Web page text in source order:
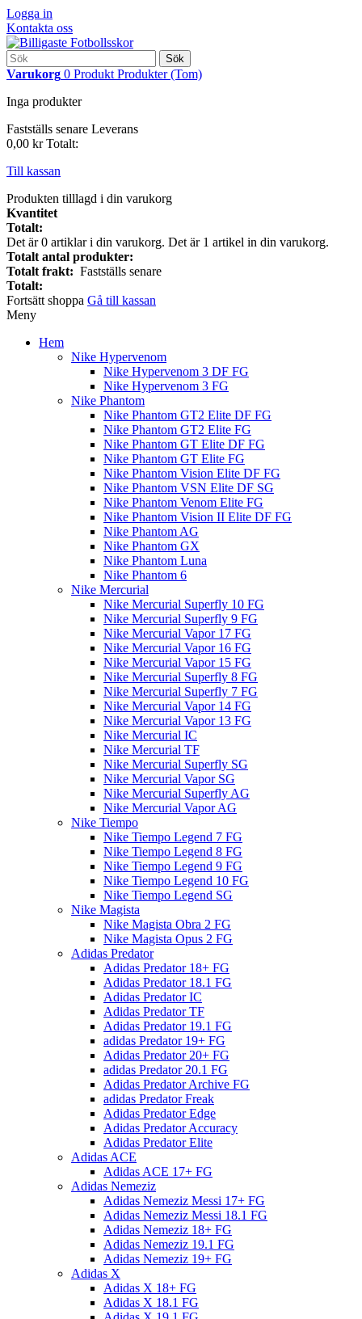
Logga in
Kontakta oss
Sök
Varukorg 0 Produkt Produkter (Tom)
Inga produkter
Fastställs senare Leverans
0,00 kr Totalt:
Till kassan
Produkten tilllagd i din varukorg
Kvantitet
Totalt:
Det är0 artiklar i din varukorg. Det är 1 artikel in din varukorg.
Totalt antal produkter:
Totalt frakt: Fastställs senare
Totalt:
Fortsätt shoppa Gå till kassan
Meny
Hem
Nike Hypervenom
Nike Hypervenom 3 DF FG
Nike Hypervenom 3 FG
Nike Phantom
Nike Phantom GT2 Elite DF FG
Nike Phantom GT2 Elite FG
Nike Phantom GT Elite DF FG
Nike Phantom GT Elite FG
Nike Phantom Vision Elite DF FG
Nike Phantom VSN Elite DF SG
Nike Phantom Venom Elite FG
Nike Phantom Vision II Elite DF FG
Nike Phantom AG
Nike Phantom GX
Nike Phantom Luna
Nike Phantom 6
Nike Mercurial
Nike Mercurial Superfly 10 FG
Nike Mercurial Superfly 9 FG
Nike Mercurial Vapor 17 FG
Nike Mercurial Vapor 16 FG
Nike Mercurial Vapor 15 FG
Nike Mercurial Superfly 8 FG
Nike Mercurial Superfly 7 FG
Nike Mercurial Vapor 14 FG
Nike Mercurial Vapor 13 FG
Nike Mercurial IC
Nike Mercurial TF
Nike Mercurial Superfly SG
Nike Mercurial Vapor SG
Nike Mercurial Superfly AG
Nike Mercurial Vapor AG
Nike Tiempo
Nike Tiempo Legend 7 FG
Nike Tiempo Legend 8 FG
Nike Tiempo Legend 9 FG
Nike Tiempo Legend 10 FG
Nike Tiempo Legend SG
Nike Magista
Nike Magista Obra 2 FG
Nike Magista Opus 2 FG
Adidas Predator
Adidas Predator 18+ FG
Adidas Predator 18.1 FG
Adidas Predator IC
Adidas Predator TF
Adidas Predator 19.1 FG
adidas Predator 19+ FG
Adidas Predator 20+ FG
adidas Predator 20.1 FG
Adidas Predator Archive FG
adidas Predator Freak
Adidas Predator Edge
Adidas Predator Accuracy
Adidas Predator Elite
Adidas ACE
Adidas ACE 17+ FG
Adidas Nemeziz
Adidas Nemeziz Messi 17+ FG
Adidas Nemeziz Messi 18.1 FG
Adidas Nemeziz 18+ FG
Adidas Nemeziz 19.1 FG
Adidas Nemeziz 19+ FG
Adidas X
Adidas X 18+ FG
Adidas X 18.1 FG